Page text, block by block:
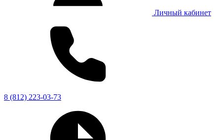
Личный кабинет
8 (812) 223-03-73